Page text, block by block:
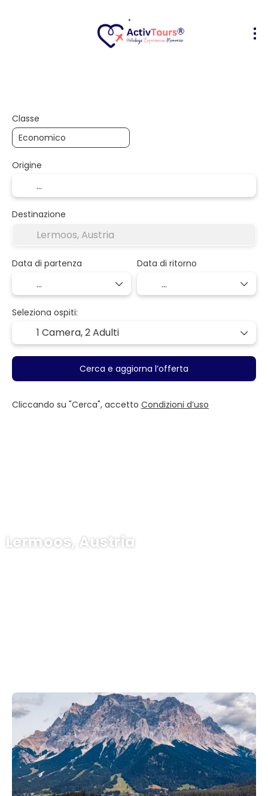
Lermoos, Austria
Classe
Origine
Destinazione
Data di partenza Data di ritorno
Seleziona ospiti:
1 Camera,2 Adulti
Cerca e aggiorna l’offerta
Cliccando su "Cerca", accetto Condizioni d’uso